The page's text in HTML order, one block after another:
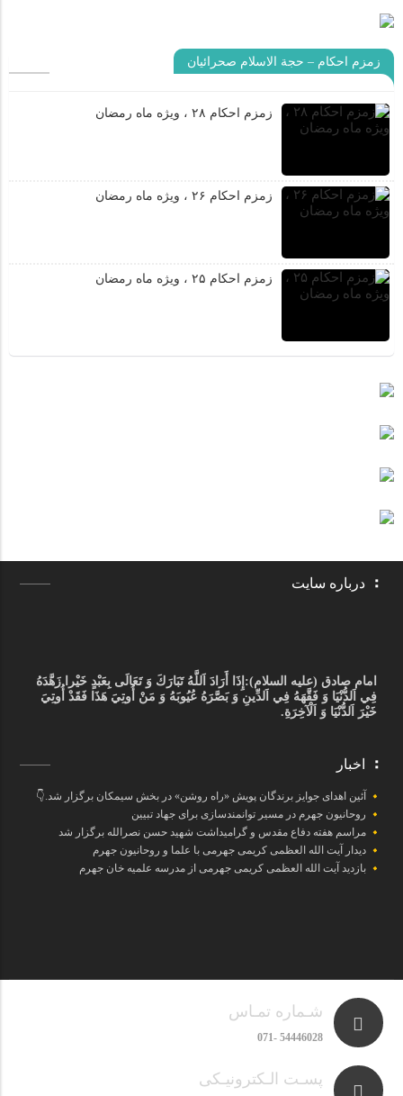
زمزم احکام – حجة الاسلام صحرائیان
زمزم احکام ۲۸ ، ویژه ماه رمضان
زمزم احکام ۲۶ ، ویژه ماه رمضان
زمزم احکام ۲۵ ، ویژه ماه رمضان
درباره سایت
امام صادق (علیه السلام): إِذَا أَرَادَ اَللَّهُ تَبَارَكَ وَ تَعَالَى بِعَبْدٍ خَيْرا زَهَّدَهُ
فِي اَلدُّنْيَا وَ فَقَّهَهُ فِي اَلدِّينِ وَ بَصَّرَهُ عُيُوبَهُ وَ مَنْ أُوتِيَ هَذَا فَقَدْ أُوتِيَ
خَيْرَ اَلدُّنْيَا وَ اَلْآخِرَةِ.
اخبار
آئین اهدای جوایز برندگان پویش «راه روشن» در بخش سیمکان برگزار شد.👇
روحانیون جهرم در مسیر توانمندسازی برای جهاد تبیین
مراسم هفته دفاع مقدس و گرامیداشت شهید حسن نصرالله برگزار شد
دیدار آیت الله العظمی کریمی جهرمی با علما و روحانیون جهرم
بازدید آیت الله العظمی کریمی جهرمی از مدرسه علمیه خان جهرم
شـماره تمـاس
54446028 -071
پسـت الـکترونیـکی